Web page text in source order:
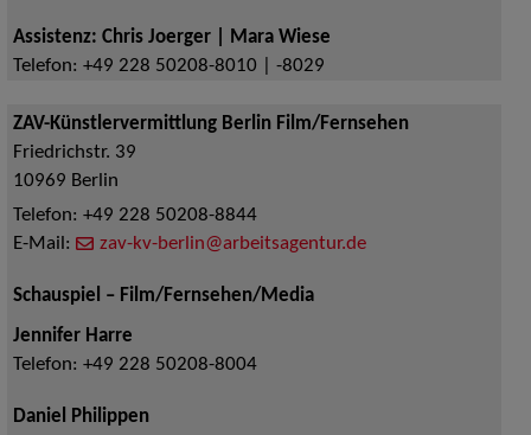
Assistenz: Chris Joerger | Mara Wiese
Telefon: +49 228 50208-8010 | -8029
ZAV-Künstlervermittlung Berlin Film/Fernsehen
Friedrichstr. 39
10969 Berlin
Telefon: +49 228 50208-8844
E-Mail:
zav-kv-berlin@arbeitsagentur.de
Schauspiel – Film/Fernsehen/Media
Jennifer Harre
Telefon: +49 228 50208-8004
Daniel Philippen